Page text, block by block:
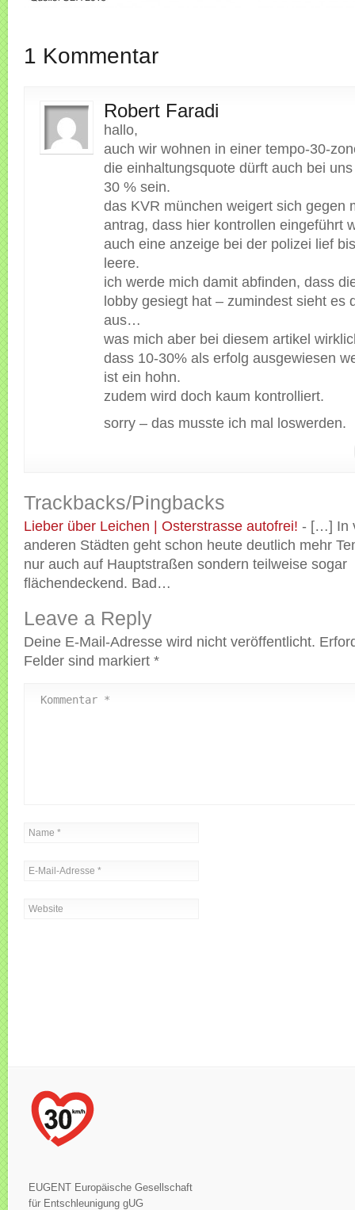
1 Kommentar
Robert Faradi
hallo,
auch wir wohnen in einer tempo-30-
die einhaltungsquote dürft auch bei
30 % sein.
das KVR münchen weigert sich gegen
antrag, dass hier kontrollen eingeführt
auch eine anzeige bei der polizei lief
leere.
ich werde mich damit abfinden, dass
lobby gesiegt hat – zumindest sieht es
aus…
was mich aber bei diesem artikel
dass 10-30% als erfolg ausgewiesen
ist ein hohn.
zudem wird doch kaum kontrolliert.
sorry – das musste ich mal loswerden.
Trackbacks/Pingbacks
Lieber über Leichen | Osterstrasse autofrei! - […] In
anderen Städten geht schon heute deutlich mehr
nur auch auf Hauptstraßen sondern teilweise sogar
flächendeckend. Bad…
Leave a Reply
Deine E-Mail-Adresse wird nicht veröffentlicht.
Felder sind markiert *
EUGENT Europäische Gesellschaft
für Entschleunigung gUG